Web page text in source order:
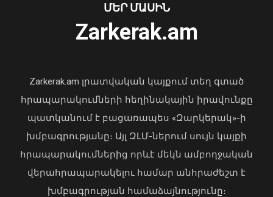
Ավտովթար՝ Երևանում․ 4
Ուկրաինայի Գերագույն Ռադայի
նախագահը շնորհավորել է ՀՀ ԱԺ
ՄԵՐ ՄԱՍԻՆ
Zarkerak.am
Zarkerak.am լրատվական կայքում տեղ գտած
հրապարակումների հեղինակային իրավունքը
պատկանում է բացառապես «Զարկերակ»-ի
խմբագրությանը։ Այլ ԶԼՄ-ներում սույն կայքի
հրապարակումներից որևէ մեկն ամբողջական
վերահրապարակելու համար անհրաժեշտ է
խմբագրության համաձայնությունը։